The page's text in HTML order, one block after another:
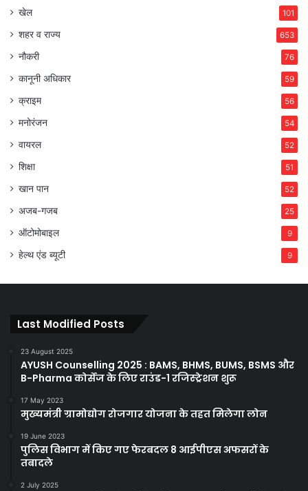
खेल 101
शहर व राज्य 653
नौकरी 76
कानूनी अधिकार 59
क्राइम 56
मनोरंजन 54
वायरल 52
शिक्षा 51
खान पान 52
अजब-गजब 25
ऑटोमोबाइल 9
हेल्थ एंड ब्यूटी 9
Last Modified Posts
23 August 2025
AYUSH Counselling 2025 : BAMS, BHMS, BUMS, BSMS और
B-Pharma कोर्सेज के लिए राउंड-1 रजिस्ट्रेशन शुरू
17 May 2023
मुख्यमंत्री ग्रामोद्योग रोजगार योजना के तहत मिलेगा लोन
19 June 2023
पुलिस विभाग में किए गए फेरबदल 8 आईपीएस अफसरों के
तबादले
2 July 2025